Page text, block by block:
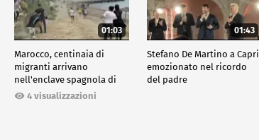
01:03
Marocco, centinaia di
migranti arrivano
nell'enclave spagnola di
Ceuta4 visualizzazioni
01:43
Stefano De Martino a Capri
emozionato nel ricordo
del padre